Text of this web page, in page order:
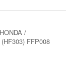
/
FFP008